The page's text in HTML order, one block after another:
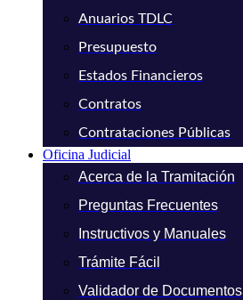
Anuarios TDLC
Presupuesto
Estados Financieros
Contratos
Contrataciones Públicas
Oficina Judicial
Acerca de la Tramitación
Preguntas Frecuentes
Instructivos y Manuales
Trámite Fácil
Validador de Documentos